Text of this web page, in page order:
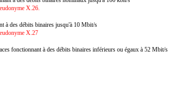
X.26.
à des débits binaires jusqu'à 10 Mbit/s
X.27
fonctionnant à des débits binaires inférieurs ou égaux à 52 Mbit/s